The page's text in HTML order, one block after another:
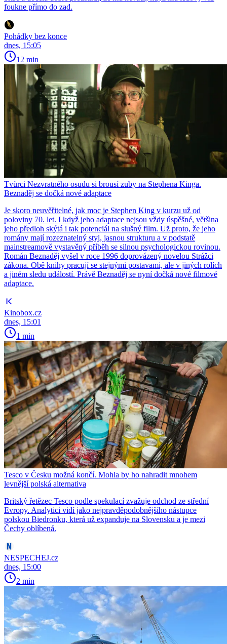
foukne přímo do zad.
Pohádky bez konce
dnes, 15:05
12 min
Tvůrci Nezvratného osudu si brousí zuby na Stephena Kinga.
Beznaděj se dočká nové adaptace
Je skoro neuvěřitelné, jak moc je Stephen King v kurzu už od
poloviny 70. let. I když jeho adaptace nejsou vždy úspěšné, většina
jeho předloh skýtá i tak potenciál na slušný film. Už proto, že jeho
romány mají rozeznatelný styl, jasnou strukturu a v podstatě
mainstreamově vystavěný příběh se silnou psychologickou rovinou.
Román Beznaděj vyšel v roce 1996 doprovázený novelou Strážci
zákona. Obě knihy pracují se stejnými postavami, ale v jiných rolích
a jiném sledu událostí. Právě Beznaděj se nyní dočká nové filmové
adaptace.
Kinobox.cz
dnes, 15:01
1 min
Tesco v Česku možná končí. Mohla by ho nahradit mnohem
levnější polská alternativa
Britský řetězec Tesco podle spekulací zvažuje odchod ze střední
Evropy. Analytici vidí jako nejpravděpodobnějšího nástupce
polskou Biedronku, která už expanduje na Slovensku a je mezi
Čechy oblíbená.
NESPECHEJ.cz
dnes, 15:00
2 min